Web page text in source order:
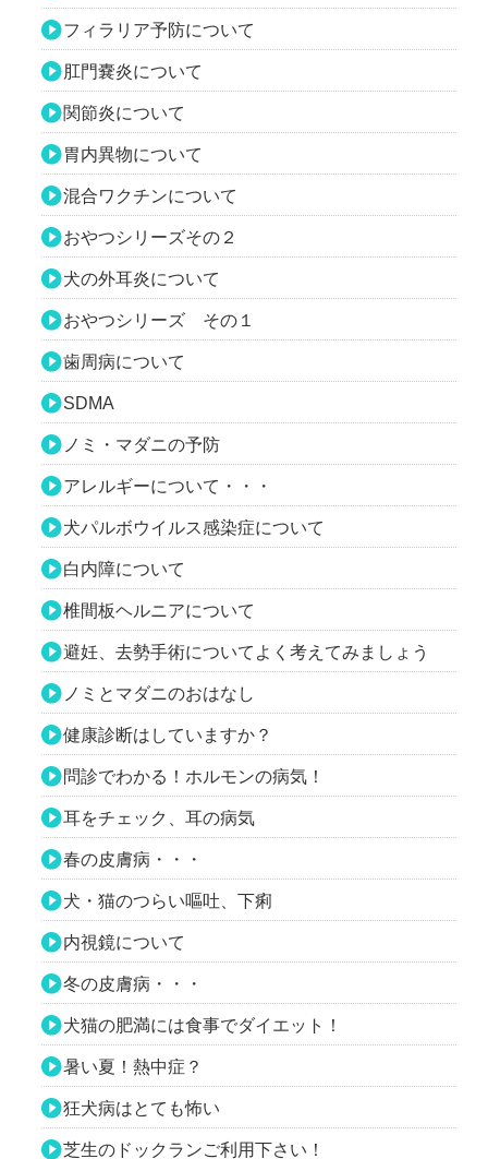
フィラリア予防について
肛門嚢炎について
関節炎について
胃内異物について
混合ワクチンについて
おやつシリーズその２
犬の外耳炎について
おやつシリーズ その１
歯周病について
SDMA
ノミ・マダニの予防
アレルギーについて・・・
犬パルボウイルス感染症について
白内障について
椎間板ヘルニアについて
避妊、去勢手術についてよく考えてみましょう
ノミとマダニのおはなし
健康診断はしていますか？
問診でわかる！ホルモンの病気！
耳をチェック、耳の病気
春の皮膚病・・・
犬・猫のつらい嘔吐、下痢
内視鏡について
冬の皮膚病・・・
犬猫の肥満には食事でダイエット！
暑い夏！熱中症？
狂犬病はとても怖い
芝生のドックランご利用下さい！